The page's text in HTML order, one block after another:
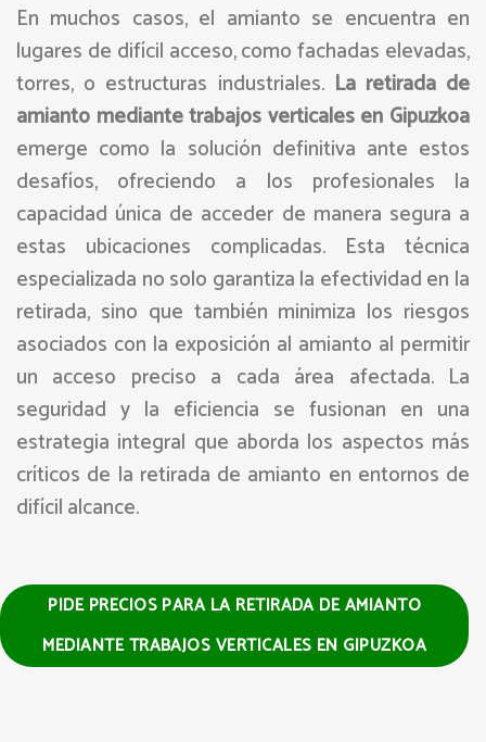
En muchos casos, el amianto se encuentra en
lugares de difícil acceso, como fachadas elevadas,
torres, o estructuras industriales. La retirada de
amianto mediante trabajos verticales en Gipuzkoa
emerge como la solución definitiva ante estos
desafíos, ofreciendo a los profesionales la
capacidad única de acceder de manera segura a
estas ubicaciones complicadas. Esta técnica
especializada no solo garantiza la efectividad en la
retirada, sino que también minimiza los riesgos
asociados con la exposición al amianto al permitir
un acceso preciso a cada área afectada. La
seguridad y la eficiencia se fusionan en una
estrategia integral que aborda los aspectos más
críticos de la retirada de amianto en entornos de
difícil alcance.
PIDE PRECIOS PARA LA RETIRADA DE AMIANTO
MEDIANTE TRABAJOS VERTICALES EN GIPUZKOA